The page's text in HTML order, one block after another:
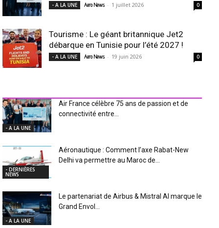
- A LA UNE Aero News - 1 juillet 2026 0
Tourisme : Le géant britannique Jet2
débarque en Tunisie pour l’été 2027 !
- A LA UNE Aero News - 19 juin 2026 0
- A LA UNE
Air France célèbre 75 ans de passion et de
connectivité entre...
- DERNIÈRES
NEWS
Aéronautique : Comment l’axe Rabat-New
Delhi va permettre au Maroc de...
- A LA UNE
Le partenariat de Airbus & Mistral AI marque le
Grand Envol...